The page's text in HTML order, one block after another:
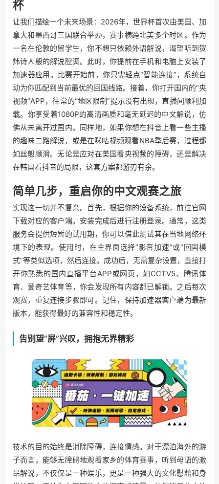
杯
让我们描绘一个未来场景：2026年，世界杯首次由美国、加
拿大和墨西哥三国联合举办，赛事横跨北美多个时区。作为
一名在伦敦的留学生，你不想只依赖外语解说，渴望听到贺
炜诗人般的解说腔调。此时，你提前在手机和电脑上安装了
加速器应用。比赛开始前，你只需轻点“智能连接”，系统自
动为你匹配到当前最优的回国线路。接着，你打开国内的“央
视频”APP，往常的“地区限制”提示没有出现，直播间顺利加
载。你享受着1080P的高清画质和毫无延迟的中文解说，仿
佛从未离开过国内。同样地，如果你想在抖音上看一些主播
的趣味二路解说，或是在咪咕视频观看NBA季后赛，过程都
如丝般顺滑。无论是应对在美国看央视频的障碍，还是解决
在韩国看抖音的局限，这套方案都游刃有余。
简单几步，重启你的中文观赛之旅
实现这一切并不复杂。首先，根据你的设备系统，前往官网
下载对应的客户端。安装完成后进行注册登录。通常，这类
服务会提供短暂的试用期，你可以借此测试其在当地网络环
境下的表现。使用时，在主界面选择“影音加速”或“回国模
式”等类似选项，然后连接。成功后，无需复杂设置，直接打
开你熟悉的国内直播平台APP或网页，如CCTV5、腾讯体
育、爱奇艺体育等，你会发现所有内容都已解锁。之后每次
观赛，重复连接步骤即可。记住，保持加速器客户端为最新
版本，能获得最好的兼容性和稳定性。
告别望“屏”兴叹，拥抱无界精彩
技术的目的始终是消除障碍，连接情感。对于漂泊海外的游
子而言，能够无障碍地观看家乡的体育赛事，听到母语的激
昂解说，不仅仅是一种娱乐，更是一种强大的文化慰藉和身